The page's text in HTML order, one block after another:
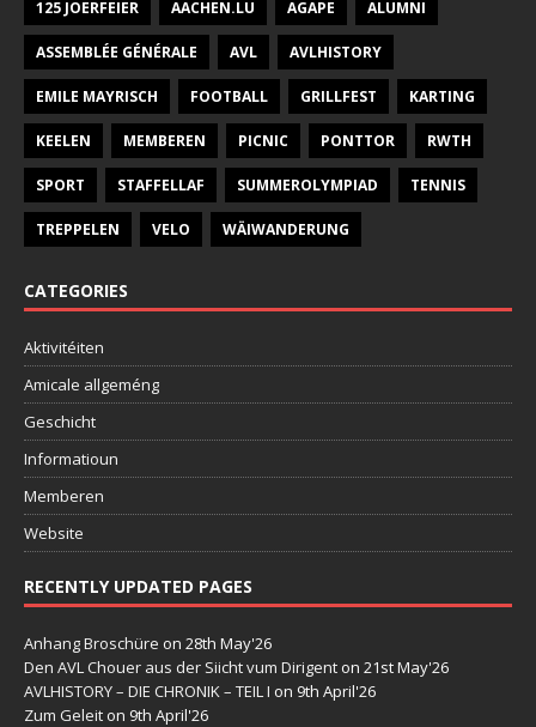
125 JOERFEIER AACHEN.LU AGAPE ALUMNI
ASSEMBLÉE GÉNÉRALE AVL AVLHISTORY
EMILE MAYRISCH FOOTBALL GRILLFEST KARTING
KEELEN MEMBEREN PICNIC PONTTOR RWTH
SPORT STAFFELLAF SUMMEROLYMPIAD TENNIS
TREPPELEN VELO WÄIWANDERUNG
CATEGORIES
Aktivitéiten
Amicale allgeméng
Geschicht
Informatioun
Memberen
Website
RECENTLY UPDATED PAGES
Anhang Broschüre on 28th May'26
Den AVL Chouer aus der Siicht vum Dirigent on 21st May'26
AVLHISTORY – DIE CHRONIK – TEIL I on 9th April'26
Zum Geleit on 9th April'26